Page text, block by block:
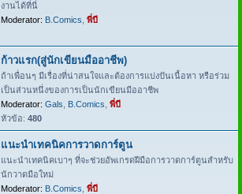
งานได้ที่นี่
Moderator: B.Comics พี่บี
ก้าวแรก(สู่นักเขียนมืออาชีพ)
ถ้าเพื่อนๆ มีเรื่องที่น่าสนใจและต้องการแบ่งปันเนื้อหา หรือร่วม
เป็นส่วนหนึ่งของการเป็นนักเขียนมืออาชีพ
Moderator: Gals B.Comics พี่บี
หัวข้อ: 480
แนะนำเทคนิคการวาดการ์ตูน
แนะนำเทคนิคเบาๆ ที่จะช่วยอัพเกรดฝีมือการวาดการ์ตูนสำหรับ
นักวาดมือใหม่
Moderator: B.Comics พี่บี